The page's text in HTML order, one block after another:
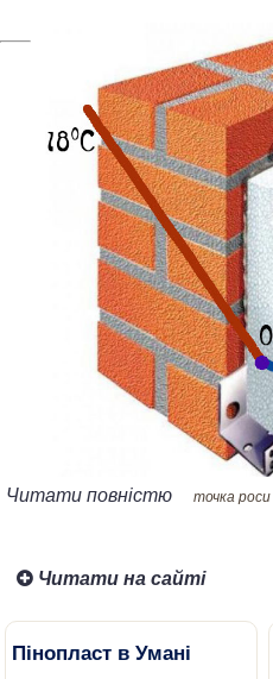
Читати повністю точка роси
Читати на сайті
Пінопласт в Умані